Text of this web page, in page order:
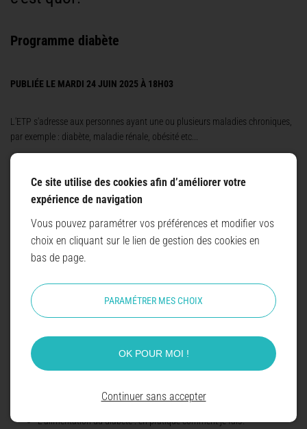
Programme diabète
PUBLIÉE LE MARDI 24 JUIN 2025 À 18H03
L'ETP s'adresse aux personnes ayant une ou plusieurs maladies chroniques,
par exemple : diabète, maladie rénale, obésité etc...
Elle permet aux personnes d'acquérir des connaissances sur leur maladie,
des savoirs-faires utiles à la réalisation de leurs soins et ainsi devenir plus
La personne devient acteur de sa prise en soin, elle peut ainsi discuter plus
facilement avec ses soignants.
L'ETP s'adapte aux besoins de chacun, elle peut se réaliser en individuelle ou
parcours pour permettre d'évaluer les connaissances et comprendre les
besoins exprimés par le patient pour l'amener à l'autonomie.
formés à l'éducation thérapeutique.
A la maison de santé nous proposons des ateliers autour du diabète :
Les généralités du diabète
L'alimentation du diabète : en pratique comment je fais?
Ce site utilise des cookies afin d’améliorer votre
expérience de navigation
Vous pouvez paramétrer vos préférences et modifier vos
choix en cliquant sur le lien de gestion des cookies en
bas de page.
PARAMÉTRER MES CHOIX
OK POUR MOI !
Continuer sans accepter